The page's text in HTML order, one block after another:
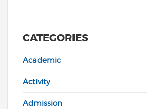
CATEGORIES
Academic
Activity
Admission